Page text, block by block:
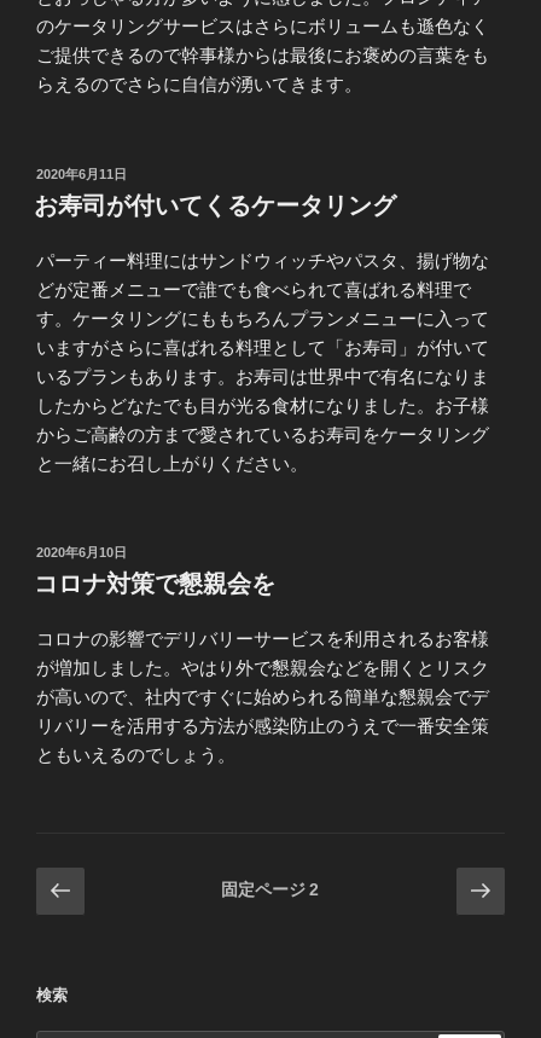
のケータリングサービスはさらにボリュームも遜色なく
ご提供できるので幹事様からは最後にお褒めの言葉をも
らえるのでさらに自信が湧いてきます。
投
稿
日:
2020年6月11日
お寿司が付いてくるケータリング
パーティー料理にはサンドウィッチやパスタ、揚げ物な
どが定番メニューで誰でも食べられて喜ばれる料理で
す。ケータリングにももちろんプランメニューに入って
いますがさらに喜ばれる料理として「お寿司」が付いて
いるプランもあります。お寿司は世界中で有名になりま
したからどなたでも目が光る食材になりました。お子様
からご高齢の方まで愛されているお寿司をケータリング
と一緒にお召し上がりください。
投
日:
2020年6月10日
コロナ対策で懇親会を
コロナの影響でデリバリーサービスを利用されるお客様
が増加しました。やはり外で懇親会などを開くとリスク
が高いので、社内ですぐに始められる簡単な懇親会でデ
リバリーを活用する方法が感染防止のうえで一番安全策
ともいえるのでしょう。
投
稿
ペ
前
の
固定ページ2
次
の
検索